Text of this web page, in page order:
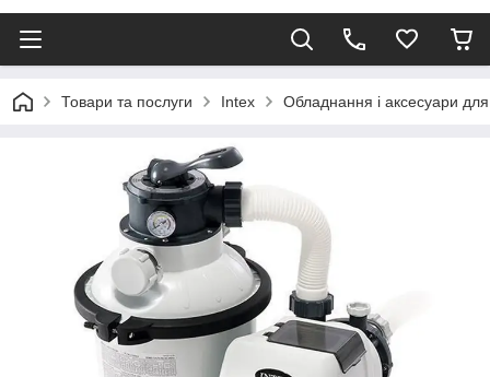
Товари та послуги Intex Обладнання і аксесуари для